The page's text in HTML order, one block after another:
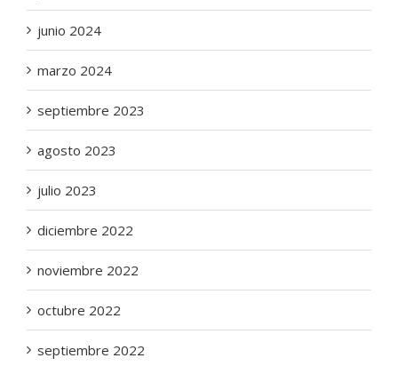
junio 2024
marzo 2024
septiembre 2023
agosto 2023
julio 2023
diciembre 2022
noviembre 2022
octubre 2022
septiembre 2022